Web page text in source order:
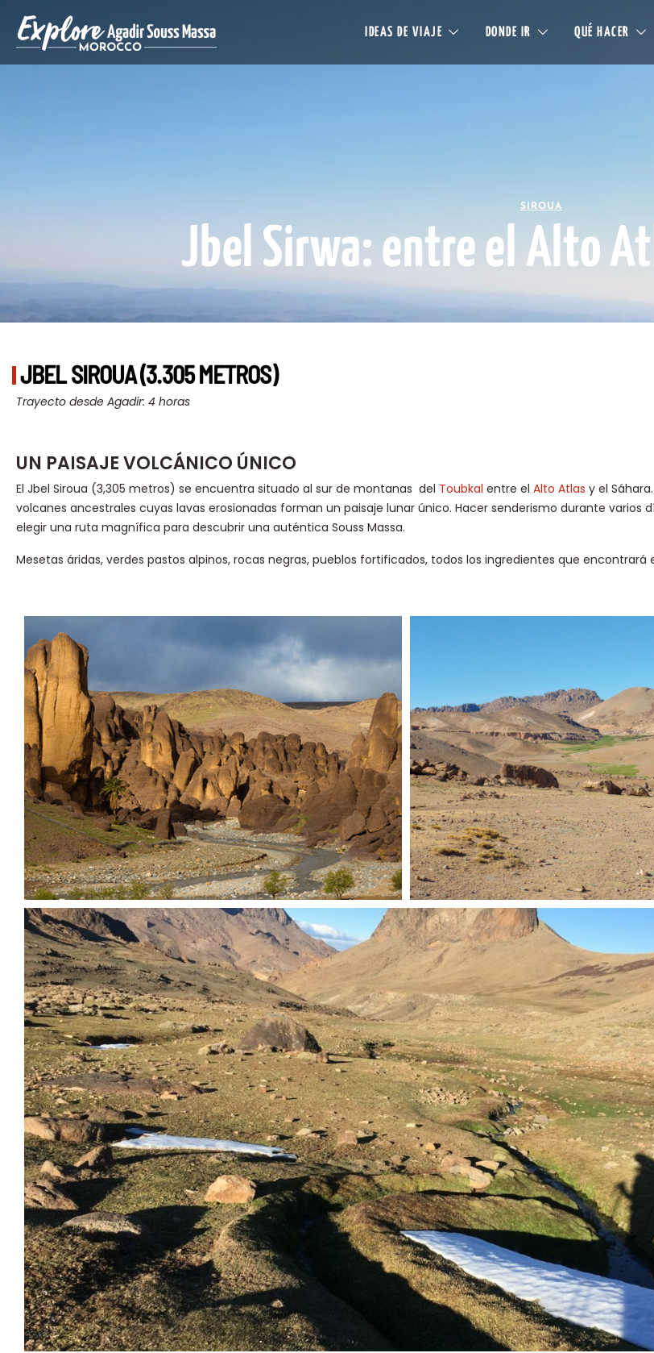
IDEAS DE VIAJE DONDE IR QUÉ HACER
SIROUA
Jbel Sirwa: entre el Alto
JBEL SIROUA (3.305 METROS)
Trayecto desde Agadir: 4 horas
UN PAISAJE VOLCÁNICO ÚNICO
El Jbel Siroua (3,305 metros) se encuentra situado al sur de montanas del Toubkal entre el Alto Atlas y el
volcanes ancestrales cuyas lavas erosionadas forman un paisaje lunar único. Hacer senderismo durante varios
elegir una ruta magnífica para descubrir una auténtica Souss Massa.
Mesetas áridas, verdes pastos alpinos, rocas negras, pueblos fortificados, todos los ingredientes que encontrará